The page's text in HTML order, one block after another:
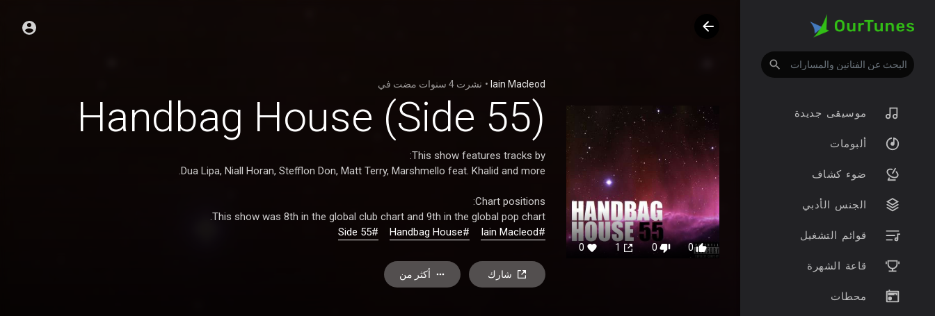
موسيقى جديدة
ألبومات
ضوء كشاف
الجنس الأدبي
قوائم التشغيل
قاعة الشهرة
محطات
0
0
Iain Macleod
• نشرت 4 سنوات مضت في
Handbag House (Side 55)
This show features tracks by:
Dua Lipa, Niall Horan, Stefflon Don, Matt Terry, Marshmello feat. Khalid and more.
Chart positions:
This show was 8th in the global club chart and 9th in the global pop chart.
#Iain Macleod
#Handbag House
#Side 55
شارك أكثر من